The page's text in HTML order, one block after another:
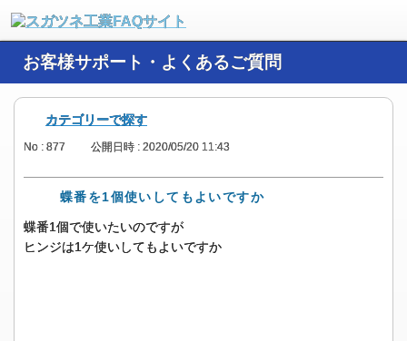
お客様サポート・よくあるご質問
カテゴリーで探す
No : 877 公開日時 : 2020/05/20 11:43
蝶番を1個使いしてもよいですか
蝶番1個で使いたいのですが
ヒンジは1ケ使いしてもよいですか